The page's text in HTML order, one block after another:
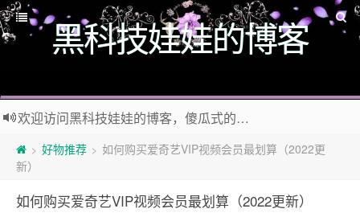
黑科技娃娃的博客
欢迎访问黑科技娃娃的博客，傻瓜式的wordpress外贸建站教程，好玩的黑科技干货，有趣的生活小百科，快来加入黑科技娃娃
如果觉得这个BLOG有意思，那么赶紧使用Ctrl+D 收藏 黑科技娃娃 的博客 吧！
> 好物推荐 > 如何购买爱奇艺VIP视频会员最划算（2022更
新）
如何购买爱奇艺VIP视频会员最划算（2022更新）